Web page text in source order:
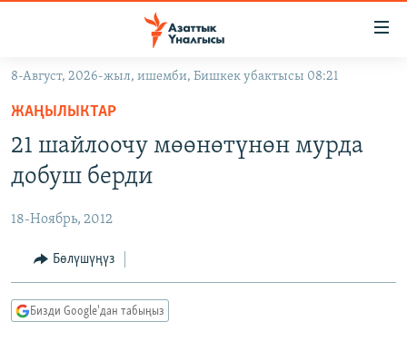
Навигацияга
өтүңүз
салыңызКЫРГЫЗСТАН
ЭКОНОМИКА
МАДАНИЯТ
ДҮЙНӨ
БОРБОР АЗИЯ
УКРАИНА
АТАЙЫН ИЛИКТӨӨ
ТВ ПРОГРАММАЛАР
ЭКСПЕРТТЕР ТАЛДАЙТ
ӨЗГӨЧӨ ПИКИР
8-Август, 2026-жыл, ишемби, Бишкек убактысы 08:21
ЖАҢЫЛЫКТАР
21 шайлоочу мөөнөтүнөн мурда
добуш берди
18-Ноябрь, 2012
Бөлүшүңүз
Бизди Google'дан табыңыз